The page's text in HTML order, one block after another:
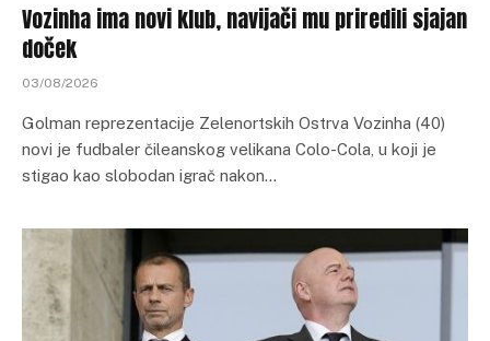
Vozinha ima novi klub, navijači mu priredili sjajan
doček
03/08/2026
Golman reprezentacije Zelenortskih Ostrva Vozinha (40)
novi je fudbaler čileanskog velikana Colo-Cola, u koji je
stigao kao slobodan igrač nakon…